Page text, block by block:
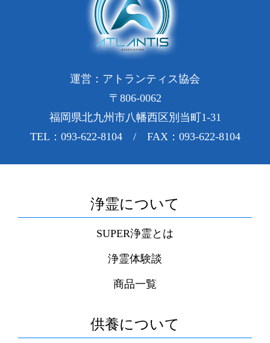
運営：アトランティス協会
〒806-0062
福岡県北九州市八幡西区別当町1-31
TEL：093-622-8104 / FAX：093-622-8104
浄霊について
SUPER浄霊とは
浄霊体験談
商品一覧
供養について